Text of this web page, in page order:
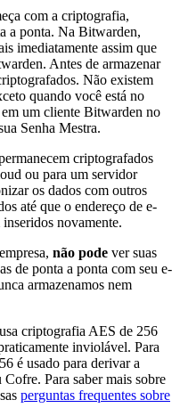
com a criptografia,
a ponta. Na Bitwarden,
imediatamente assim que
Antes de armazenar
Não existem
quando você está no
um cliente Bitwarden no
Senha Mestra.
criptografados
ou para um servidor
os dados com outros
até que o endereço de e-
novamente.
não pode ver suas
de ponta a ponta com seu e-
armazenamos nem
criptografia AES de 256
inviolável. Para
é usado para derivar a
Para saber mais sobre
perguntas frequentes sobre